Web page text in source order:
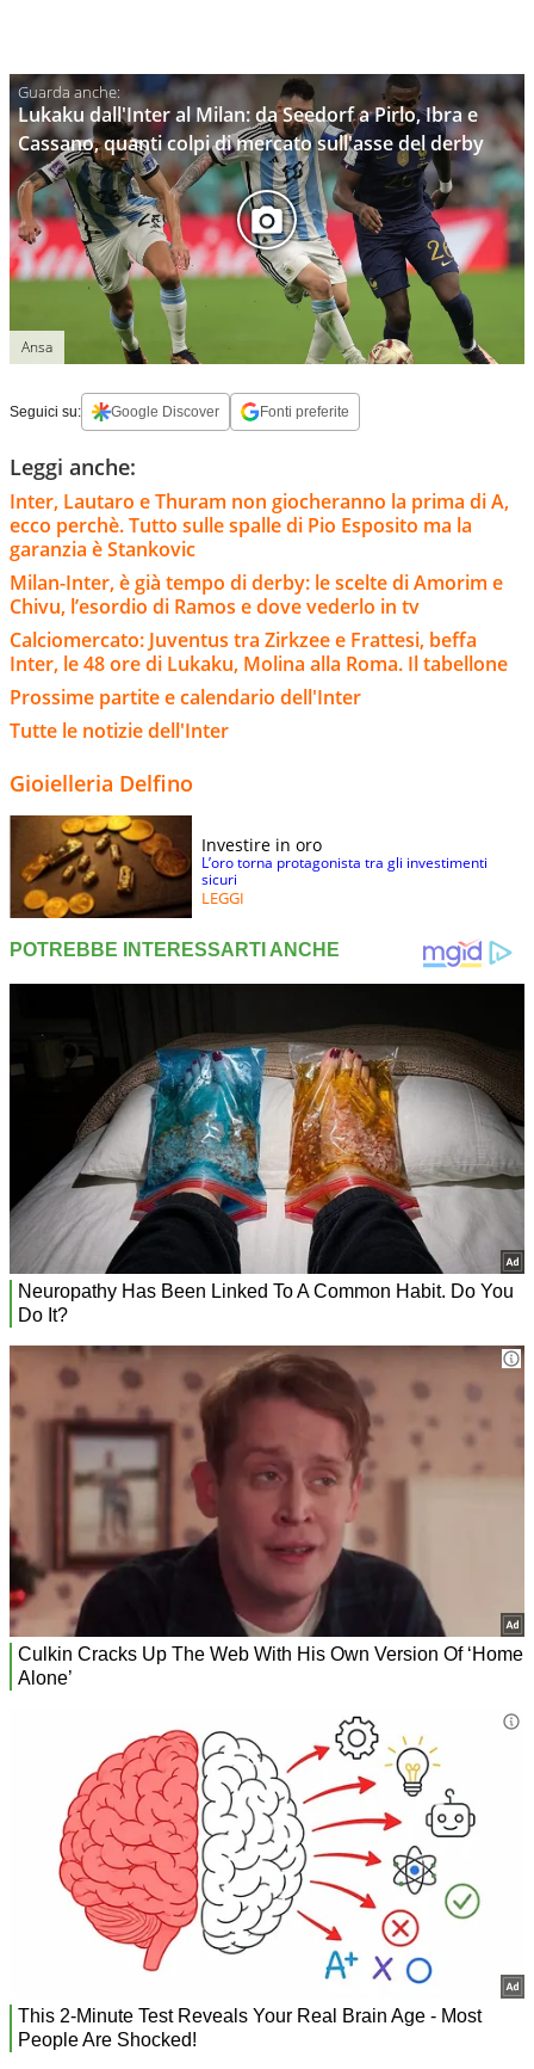
Lukaku dall'Inter al Milan: da Seedorf a Pirlo, Ibra e
Cassano, quanti colpi di mercato sull'asse del derby
Ansa
Seguici su: Google Discover Fonti preferite
Leggi anche:
Inter, Lautaro e Thuram non giocheranno la prima di A,
ecco perchè. Tutto sulle spalle di Pio Esposito ma la
garanzia è Stankovic
Milan-Inter, è già tempo di derby: le scelte di Amorim e
Chivu, l’esordio di Ramos e dove vederlo in tv
Calciomercato: Juventus tra Zirkzee e Frattesi, beffa
Inter, le 48 ore di Lukaku, Molina alla Roma. Il tabellone
Prossime partite e calendario dell'Inter
Tutte le notizie dell'Inter
Gioielleria Delfino
Investire in oro
L’oro torna protagonista tra gli investimenti
sicuri
LEGGI